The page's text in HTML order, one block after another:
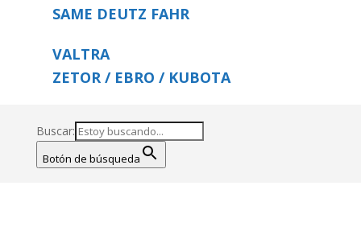
SAME DEUTZ FAHR
VALTRA
ZETOR / EBRO / KUBOTA
Buscar:
Botón de búsqueda